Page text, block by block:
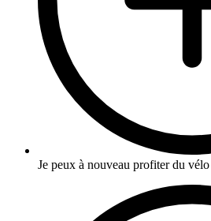
Je peux à nouveau profiter du vélo